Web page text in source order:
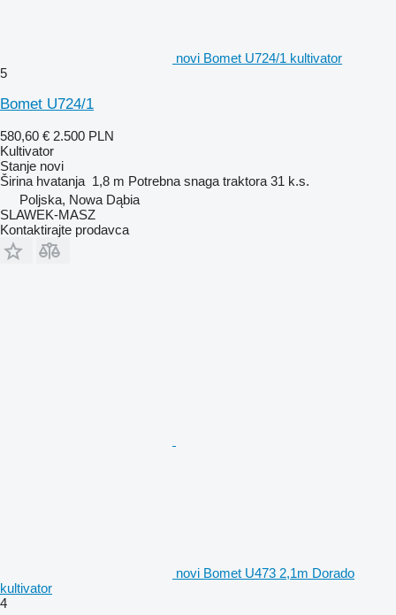
novi Bomet U724/1 kultivator
5
Bomet U724/1
580,60 € 2.500 PLN
Kultivator
Stanje novi
Širina hvatanja 1,8 m Potrebna snaga traktora 31 k.s.
Poljska, Nowa Dąbia
SLAWEK-MASZ
Kontaktirajte prodavca
novi Bomet U473 2,1m Dorado
kultivator
4